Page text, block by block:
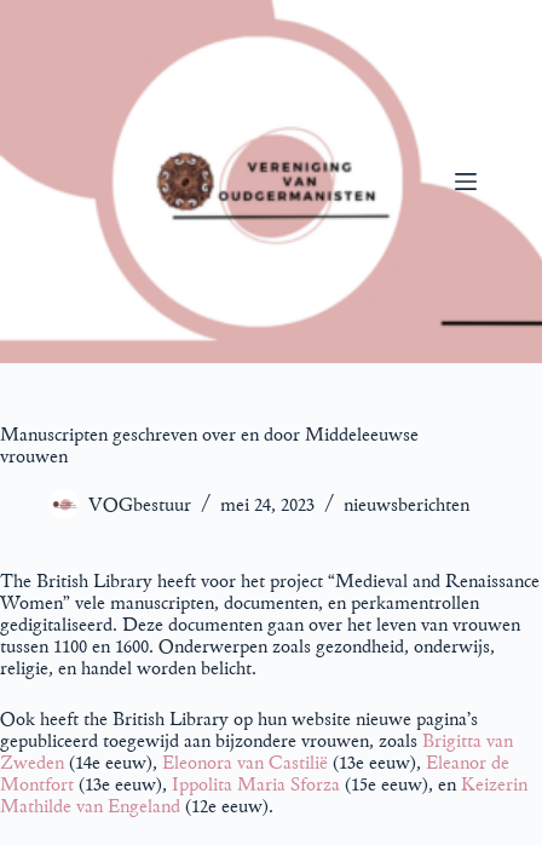
Manuscripten geschreven over en door Middeleeuwse
vrouwen
VOGbestuur mei 24, 2023 nieuwsberichten
The British Library heeft voor het project “Medieval and Renaissance
Women” vele manuscripten, documenten, en perkamentrollen
gedigitaliseerd. Deze documenten gaan over het leven van vrouwen
tussen 1100 en 1600. Onderwerpen zoals gezondheid, onderwijs,
religie, en handel worden belicht.
Ook heeft the British Library op hun website nieuwe pagina’s
gepubliceerd toegewijd aan bijzondere vrouwen, zoals Brigitta van
Zweden (14e eeuw), Eleonora van Castilië (13e eeuw), Eleanor de
Montfort (13e eeuw), Ippolita Maria Sforza (15e eeuw), enKeizerin
Mathilde van Engeland (12e eeuw).